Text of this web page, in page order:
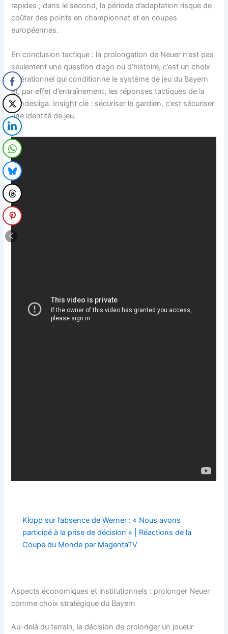
rapides ; dans le second, la période d’adaptation risque de
coûter des points en championnat et en coupes
européennes.
En conclusion tactique : la prolongation de Neuer n’est pas
seulement une question d’ego ou d’histoire, c’est un choix
opérationnel qui conditionne le système de jeu du Bayern
et, par effet d’entraînement, les réponses tactiques de la
Bundesliga. Insight clé : sécuriser le gardien, c’est sécuriser
une identité de jeu.
Klopp sur l’absence de Werner : « Nous avons
participé à la prise de décision » | Réactions de la
Coupe du Monde par MagentaTV
Aspects économiques et institutionnels : prolonger Neuer
comme choix stratégique du Bayern
Au-delà du terrain, la décision de prolonger un joueur